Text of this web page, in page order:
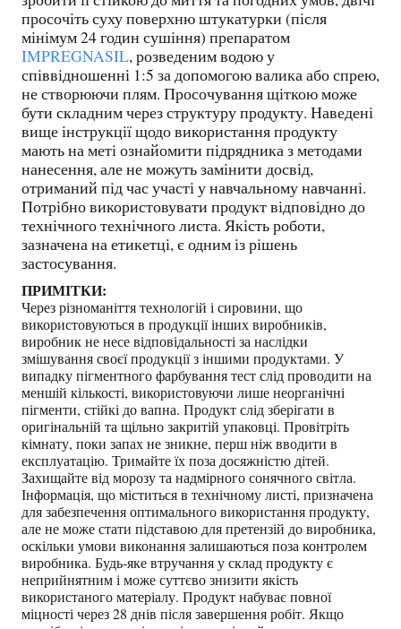
просочіть суху поверхню штукатурки (після
мінімум 24 годин сушіння) препаратом
IMPREGNASIL, розведеним водою у
співвідношенні 1:5 за допомогою валика або спрею,
не створюючи плям. Просочування щіткою може
бути складним через структуру продукту. Наведені
вище інструкції щодо використання продукту
мають на меті ознайомити підрядника з методами
нанесення, але не можуть замінити досвід,
отриманий під час участі у навчальному навчанні.
Потрібно використовувати продукт відповідно до
технічного технічного листа. Якість роботи,
зазначена на етикетці, є одним із рішень
застосування.
ПРИМІТКИ:
Через різноманіття технологій і сировини, що
використовуються в продукції інших виробників,
виробник не несе відповідальності за наслідки
змішування своєї продукції з іншими продуктами. У
випадку пігментного фарбування тест слід проводити на
меншій кількості, використовуючи лише неорганічні
пігменти, стійкі до вапна. Продукт слід зберігати в
оригінальній та щільно закритій упаковці. Провітріть
кімнату, поки запах не зникне, перш ніж вводити в
експлуатацію. Тримайте їх поза досяжністю дітей.
Захищайте від морозу та надмірного сонячного світла.
Інформація, що міститься в технічному листі, призначена
для забезпечення оптимального використання продукту,
але не може стати підставою для претензій до виробника,
оскільки умови виконання залишаються поза контролем
виробника. Будь-яке втручання у склад продукту є
неприйнятним і може суттєво знизити якість
використаного матеріалу. Продукт набуває повної
міцності через 28 днів після завершення робіт. Якщо